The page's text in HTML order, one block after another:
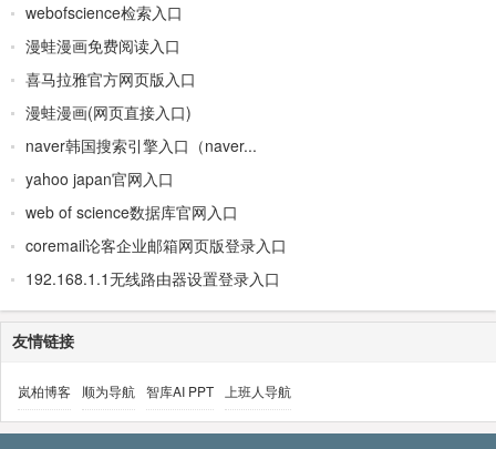
webofscience检索入口
漫蛙漫画免费阅读入口
喜马拉雅官方网页版入口
漫蛙漫画(网页直接入口)
naver韩国搜索引擎入口（naver...
yahoo japan官网入口
web of science数据库官网入口
coremail论客企业邮箱网页版登录入口
192.168.1.1无线路由器设置登录入口
友情链接
岚柏博客 顺为导航 智库AI PPT 上班人导航